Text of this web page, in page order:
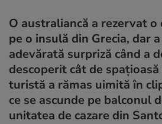
O australiancă a rezervat
pe o insulă din Grecia, dar
adevărată surpriză când a
descoperit cât de spațioasă
turistă a rămas uimită în
ce se ascunde pe balconul
unitatea de cazare din